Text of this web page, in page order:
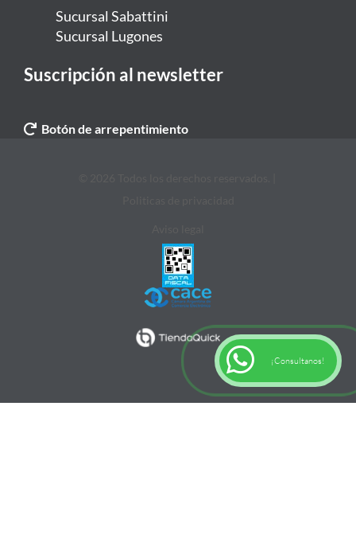
Sucursal Sabattini
Sucursal Lugones
Suscripción al newsletter
Botón de arrepentimiento
¡Consultanos!